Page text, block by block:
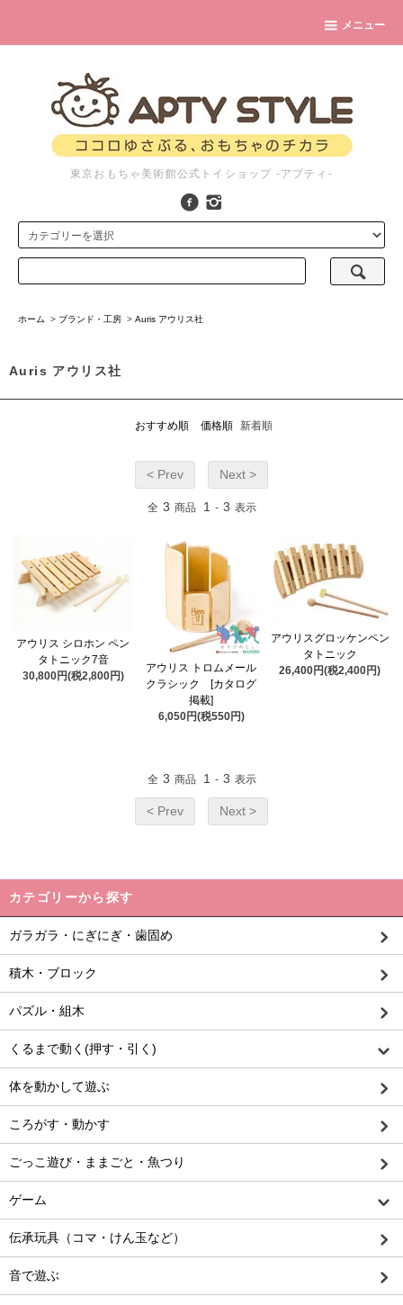
メニュー
東京おもちゃ美術館公式トイショップ -アプティ-
ホーム > ブランド・工房 > Auris アウリス社
Auris アウリス社
おすすめ順 価格順 新着順
< Prev Next >
全 3 商品 1 - 3 表示
アウリス シロホン ペン
タトニック7音
30,800円(税2,800円)
アウリス トロムメール
クラシック [カタログ
掲載]
6,050円(税550円)
アウリスグロッケンペン
タトニック
26,400円(税2,400円)
全 3 商品 1 - 3 表示
< Prev Next >
カテゴリーから探す
ガラガラ・にぎにぎ・歯固め
積木・ブロック
パズル・組木
くるまで動く(押す・引く)
体を動かして遊ぶ
ころがす・動かす
ごっこ遊び・ままごと・魚つり
ゲーム
伝承玩具（コマ・けん玉など）
音で遊ぶ